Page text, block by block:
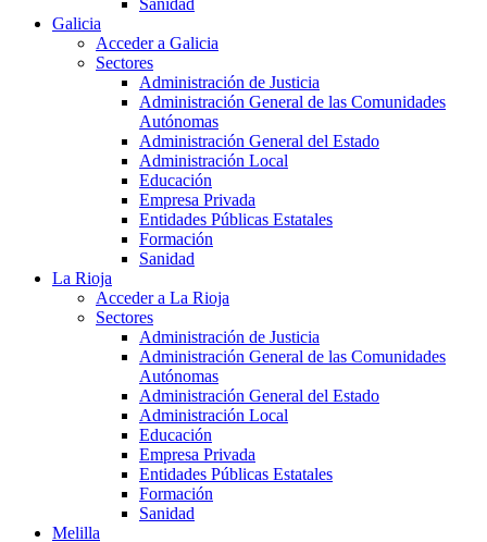
Sanidad
Galicia
Acceder a Galicia
Sectores
Administración de Justicia
Administración General de las Comunidades
Autónomas
Administración General del Estado
Administración Local
Educación
Empresa Privada
Entidades Públicas Estatales
Formación
Sanidad
La Rioja
Acceder a La Rioja
Sectores
Administración de Justicia
Administración General de las Comunidades
Autónomas
Administración General del Estado
Administración Local
Educación
Empresa Privada
Entidades Públicas Estatales
Formación
Sanidad
Melilla